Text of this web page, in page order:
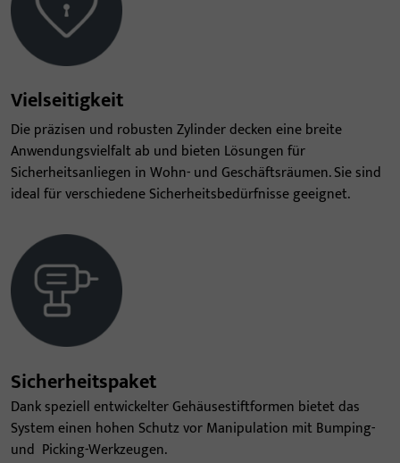
Vielseitigkeit
Die präzisen und robusten Zylinder decken eine breite
Anwendungsvielfalt ab und bieten Lösungen für
Sicherheitsanliegen in Wohn- und Geschäftsräumen. Sie sind
ideal für verschiedene Sicherheitsbedürfnisse geeignet.
Sicherheitspaket
Dank speziell entwickelter Gehäusestiftformen bietet das
System einen hohen Schutz vor Manipulation mit Bumping-
und Picking-Werkzeugen.